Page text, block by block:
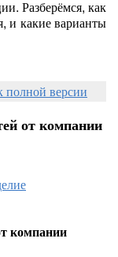
Разберёмся, как
и какие варианты
полной версии
от компании
компании